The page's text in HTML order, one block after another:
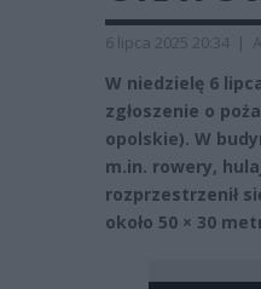
6 lipca 2025 20:34 |
W niedzielę 6
zgłoszenie o
opolskie). W
m.in. rowery,
rozprzestrzenił
około 50 × 30